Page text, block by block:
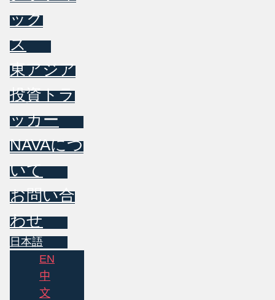
ック
ス
東アジア
投資トラ
ッカー
NAVAにつ
いて
お問い合
わせ
日本語
EN
中
文